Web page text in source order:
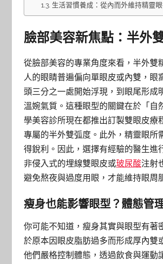
生活習慣養成：從內而外維持精靈
臉部美容新焦點：半外
從臉部美容的專業角度來看，半外雙
人的眼睛普遍偏向單眼皮或內雙，
頭三分之一處開始浮現，到眼尾形成
溫婉氣質。這種眼型的關鍵在於「
學美容診所現在都推出訂製雙眼皮療
專屬的半外雙弧度。此外，精靈眼所
得銳利。因此，選擇有經驗的醫生進
非侵入式的埋線雙眼皮或玻尿酸注射
避免熬夜與過度用眼，才能維持眼周
瘦身也能影響眼型？體態管
你可能不知道，瘦身其實與眼型有著
於原本因眼皮脂肪過多而形成厚內雙
他們嚴格控制體態，透過飲食與運動